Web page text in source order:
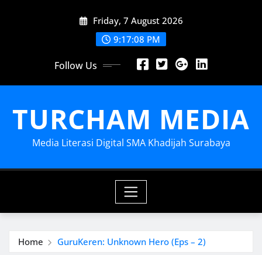
Friday, 7 August 2026
9:17:10 PM
Follow Us
TURCHAM MEDIA
Media Literasi Digital SMA Khadijah Surabaya
Home GuruKeren: Unknown Hero (Eps – 2)